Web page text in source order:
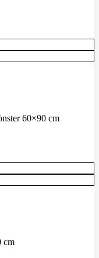
60×90 cm
cm